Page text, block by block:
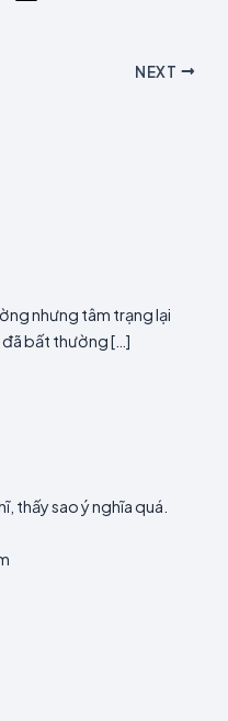
NEXT
nhưng tâm trạng lại
bất thường […]
thấy sao ý nghĩa quá.